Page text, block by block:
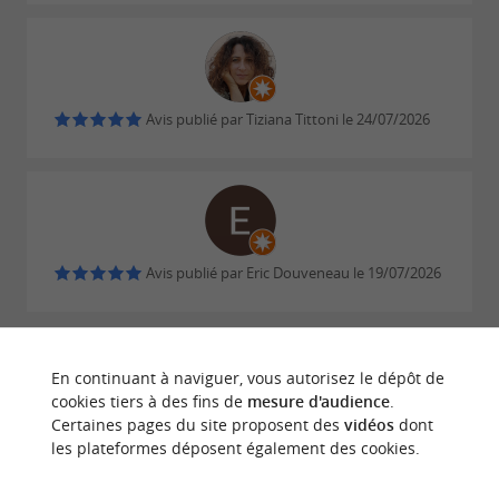
Manifestations culturelles
Tarifs
Gratuit pour les 18-25 ans
(ressortissants de l’Union européenne ou
résidents réguliers sur le territoire de l’Union
Avis publié par Tiziana Tittoni le 24/07/2026
Avis publié par Eric Douveneau le 19/07/2026
© Google 2026
En continuant à naviguer, vous autorisez le dépôt de
cookies tiers à des fins de mesure d'audience.
Certaines pages du site proposent des vidéosdont
les plateformes déposent également des cookies.